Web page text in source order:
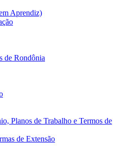
Aprendiz)
de Rondônia
Planos de Trabalho e Termos de
de Extensão